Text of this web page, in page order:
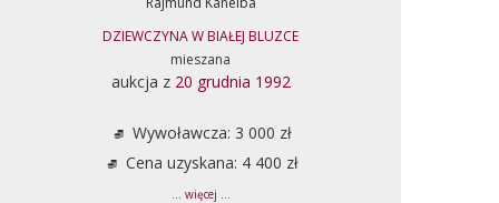
DZIEWCZYNA W BIAŁEJ BLUZCE
mieszana
aukcja z 20 grudnia 1992
Wywoławcza: 3 000 zł
Cena uzyskana: 4 400 zł
... więcej ...